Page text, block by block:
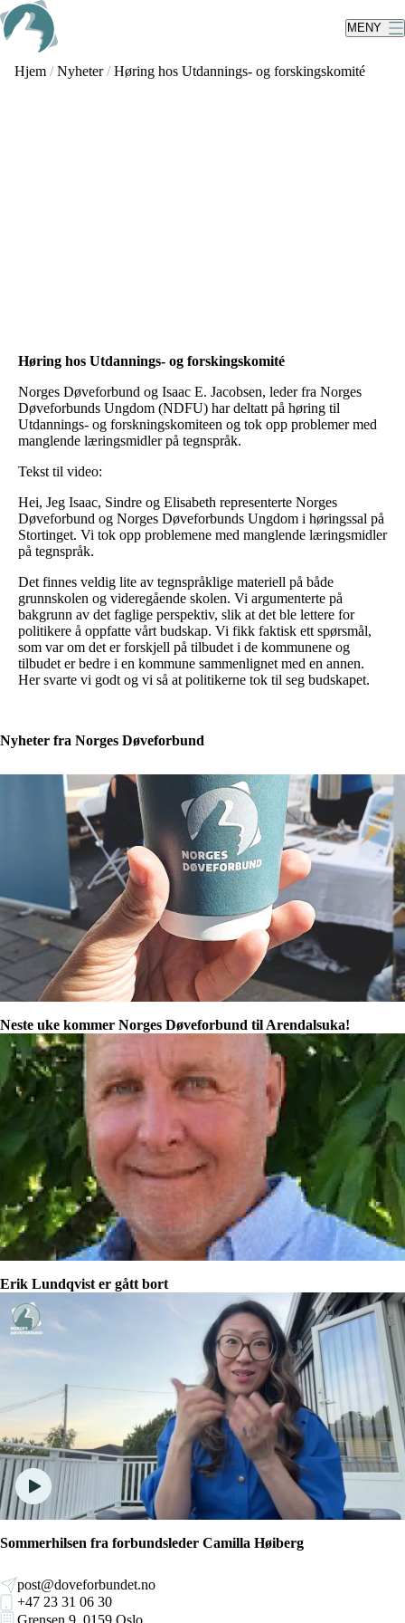
Skip
to
main
content
MENY
Hjem / Nyheter / Høring hos Utdannings- og forskingskomité
Høring hos Utdannings- og forskingskomité
Norges Døveforbund og Isaac E. Jacobsen, leder fra Norges
Døveforbunds Ungdom (NDFU) har deltatt på høring til
Utdannings- og forskningskomiteen og tok opp problemer med
manglende læringsmidler på tegnspråk.
Tekst til video:
Hei, Jeg Isaac, Sindre og Elisabeth representerte Norges
Døveforbund og Norges Døveforbunds Ungdom i høringssal på
Stortinget. Vi tok opp problemene med manglende læringsmidler
på tegnspråk.
Det finnes veldig lite av tegnspråklige materiell på både
grunnskolen og videregående skolen. Vi argumenterte på
bakgrunn av det faglige perspektiv, slik at det ble lettere for
politikere å oppfatte vårt budskap. Vi fikk faktisk ett spørsmål,
som var om det er forskjell på tilbudet i de kommunene og
tilbudet er bedre i en kommune sammenlignet med en annen.
Her svarte vi godt og vi så at politikerne tok til seg budskapet.
Nyheter fra Norges Døveforbund
Neste uke kommer Norges Døveforbund til Arendalsuka!
Erik Lundqvist er gått bort
Sommerhilsen fra forbundsleder Camilla Høiberg
post@doveforbundet.no
+47 23 31 06 30
Grensen 9, 0159 Oslo